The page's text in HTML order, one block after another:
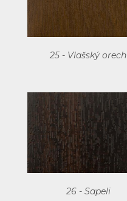
25 - Vlašský orech
26 - Sapeli